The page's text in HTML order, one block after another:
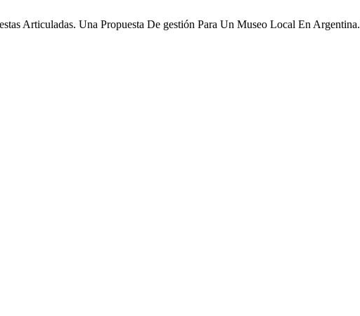
Articuladas. Una Propuesta De gestión Para Un Museo Local En Argentina.